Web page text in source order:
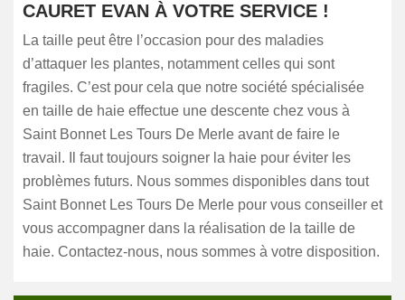
CAURET EVAN À VOTRE SERVICE !
La taille peut être l’occasion pour des maladies
d’attaquer les plantes, notamment celles qui sont
fragiles. C’est pour cela que notre société spécialisée
en taille de haie effectue une descente chez vous à
Saint Bonnet Les Tours De Merle avant de faire le
travail. Il faut toujours soigner la haie pour éviter les
problèmes futurs. Nous sommes disponibles dans tout
Saint Bonnet Les Tours De Merle pour vous conseiller et
vous accompagner dans la réalisation de la taille de
haie. Contactez-nous, nous sommes à votre disposition.